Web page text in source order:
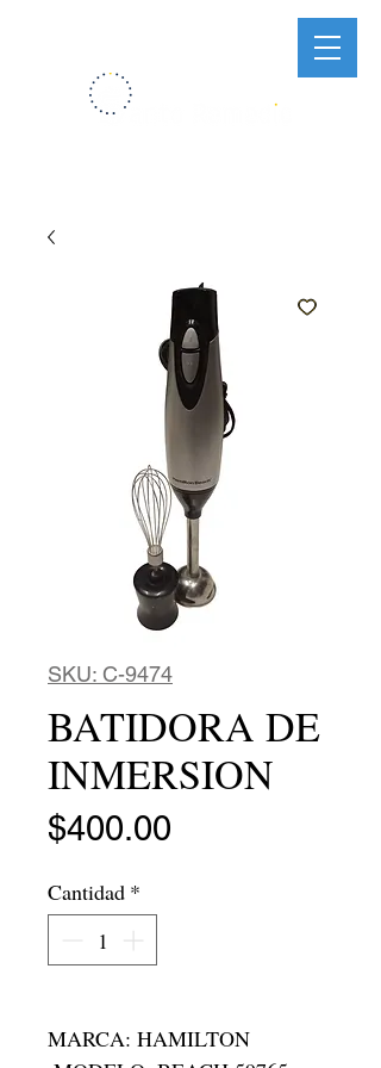
SKU: C-9474
BATIDORA DE
INMERSION
$400.00
Cantidad *
MARCA: HAMILTON